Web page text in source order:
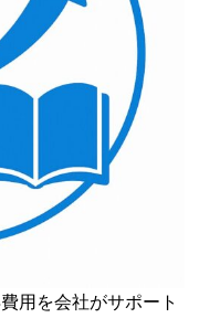
用を会社がサポート